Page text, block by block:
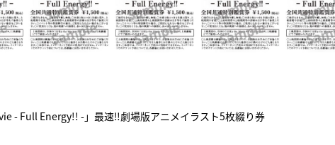
- Full Energy!! -」最速‼劇場版アニメイラスト5枚綴り券